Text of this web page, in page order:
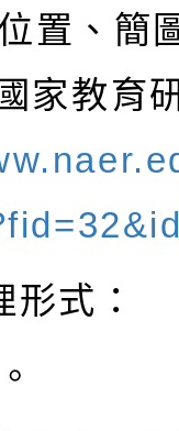
置、簡
家教育
式：